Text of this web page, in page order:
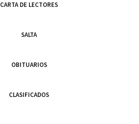
CARTA DE LECTORES
SALTA
OBITUARIOS
CLASIFICADOS